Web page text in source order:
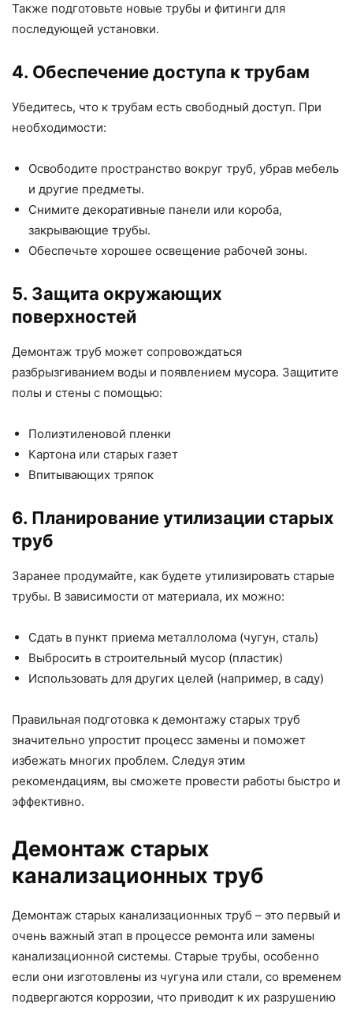
Также подготовьте новые трубы и фитинги для
последующей установки.
4. Обеспечение доступа к трубам
Убедитесь, что к трубам есть свободный доступ. При
необходимости:
Освободите пространство вокруг труб, убрав мебель
и другие предметы.
Снимите декоративные панели или короба,
закрывающие трубы.
Обеспечьте хорошее освещение рабочей зоны.
5. Защита окружающих
поверхностей
Демонтаж труб может сопровождаться
разбрызгиванием воды и появлением мусора. Защитите
полы и стены с помощью:
Полиэтиленовой пленки
Картона или старых газет
Впитывающих тряпок
6. Планирование утилизации старых
труб
Заранее продумайте, как будете утилизировать старые
трубы. В зависимости от материала, их можно:
Сдать в пункт приема металлолома (чугун, сталь)
Выбросить в строительный мусор (пластик)
Использовать для других целей (например, в саду)
Правильная подготовка к демонтажу старых труб
значительно упростит процесс замены и поможет
избежать многих проблем. Следуя этим
рекомендациям, вы сможете провести работы быстро и
эффективно.
Демонтаж старых
канализационных труб
Демонтаж старых канализационных труб – это первый и
очень важный этап в процессе ремонта или замены
канализационной системы. Старые трубы, особенно
если они изготовлены из чугуна или стали, со временем
подвергаются коррозии, что приводит к их разрушению